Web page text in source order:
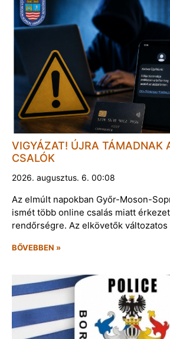
VIGYÁZAT! ÚJRA TÁMADNAK
CSALÓK
2026. augusztus. 6. 00:08
Az elmúlt napokban Győr-Moson-
ismét több online csalás miatt
rendőrségre. Az elkövetők
BŐVEBBEN »